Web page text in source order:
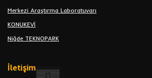
Merkezi Araştırma Laboratuvarı
KONUKEVİ
Niğde TEKNOPARK
İletişim